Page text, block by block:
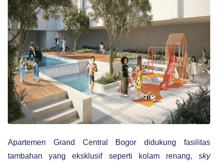
Apartemen Grand Central Bogor didukung fasilitas
tambahan yang eksklusif seperti kolam renang, sky